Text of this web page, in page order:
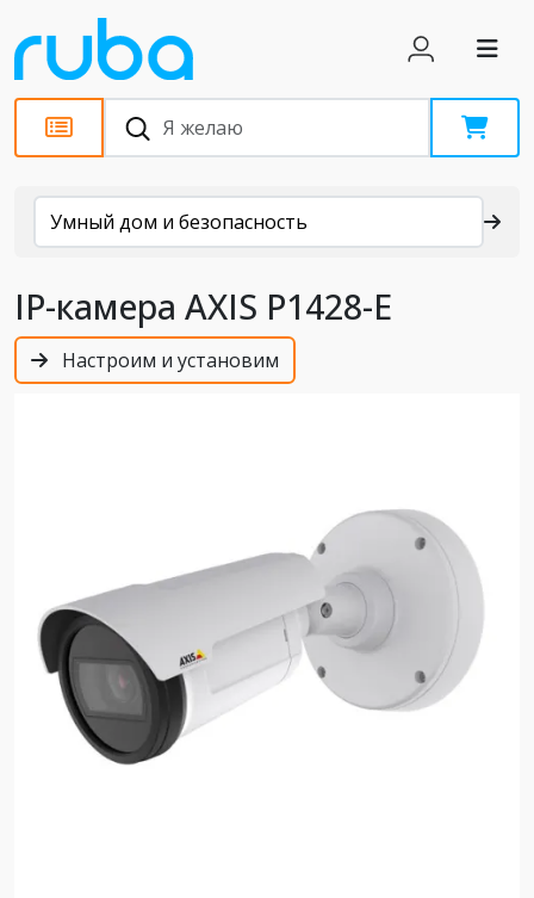
Каталог
Умный дом и безопасность
IP-камера AXIS P1428-E
Настроим и установим